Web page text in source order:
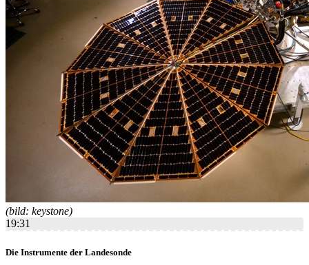
(bild: keystone)
19:31
Die Instrumente der Landesonde